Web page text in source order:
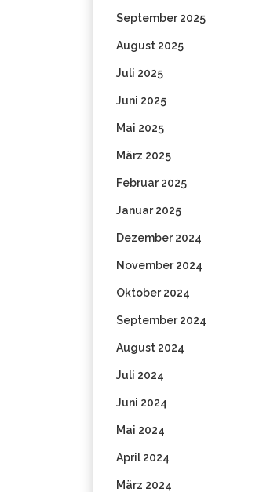
September 2025
August 2025
Juli 2025
Juni 2025
Mai 2025
März 2025
Februar 2025
Januar 2025
Dezember 2024
November 2024
Oktober 2024
September 2024
August 2024
Juli 2024
Juni 2024
Mai 2024
April 2024
März 2024